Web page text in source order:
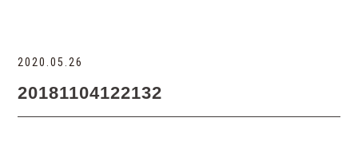
2020.05.26
20181104122132